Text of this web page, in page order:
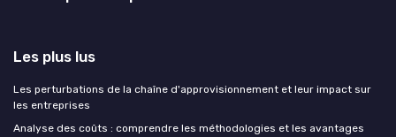
Les plus lus
Les perturbations de la chaîne d'approvisionnement et leur impact sur
les entreprises
Analyse des coûts : comprendre les méthodologies et les avantages